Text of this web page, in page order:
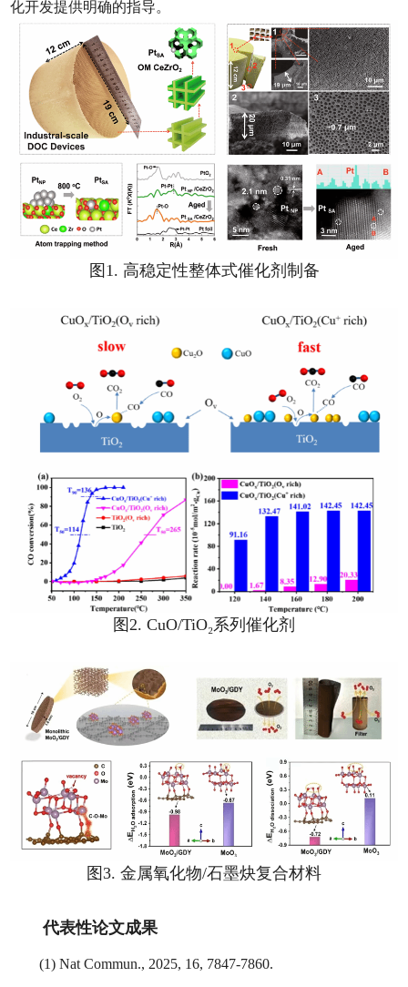
化开发提供明确的指导。
图1. 高稳定性整体式催化剂制备
图2. CuO/TiO₂系列催化剂
图3. 金属氧化物/石墨炔复合材料
代表性论文成果
(1) Nat Commun., 2025, 16, 7847-7860.